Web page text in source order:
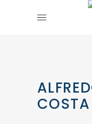
COSTA